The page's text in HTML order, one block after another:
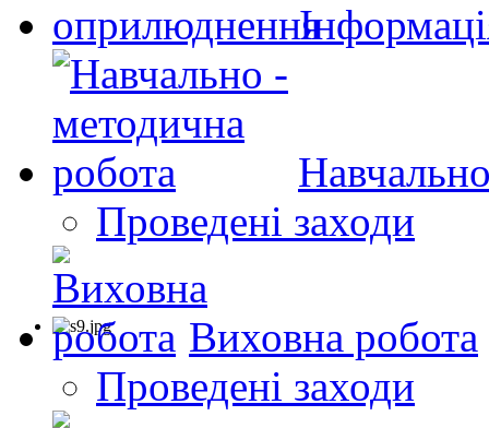
Проведені заходи
Виховна робота
Проведені заходи